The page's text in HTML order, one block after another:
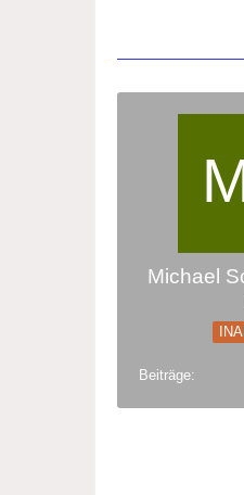
Michael
Beiträge